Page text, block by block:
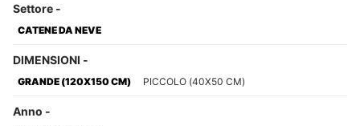
Settore -
CATENE DA NEVE
DIMENSIONI -
GRANDE (120X150 CM) PICCOLO (40X50 CM)
Anno -